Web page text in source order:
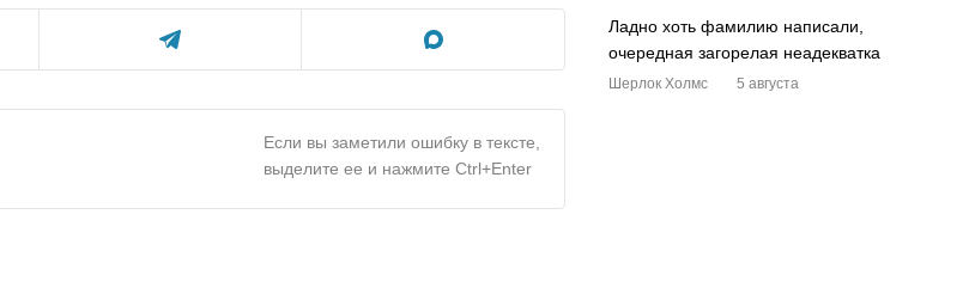
Если вы заметили ошибку в тексте,
выделите ее и нажмите Ctrl+Enter
Ладно хоть фамилию написали,
очередная загорелая неадекватка
Шерлок Холмс 5 августа